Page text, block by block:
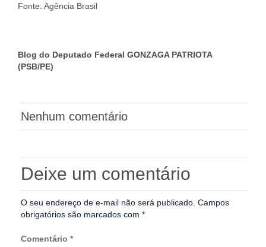
Fonte: Agência Brasil
Blog do Deputado Federal GONZAGA PATRIOTA
(PSB/PE)
Nenhum comentário
Deixe um comentário
O seu endereço de e-mail não será publicado. Campos
obrigatórios são marcados com *
Comentário *